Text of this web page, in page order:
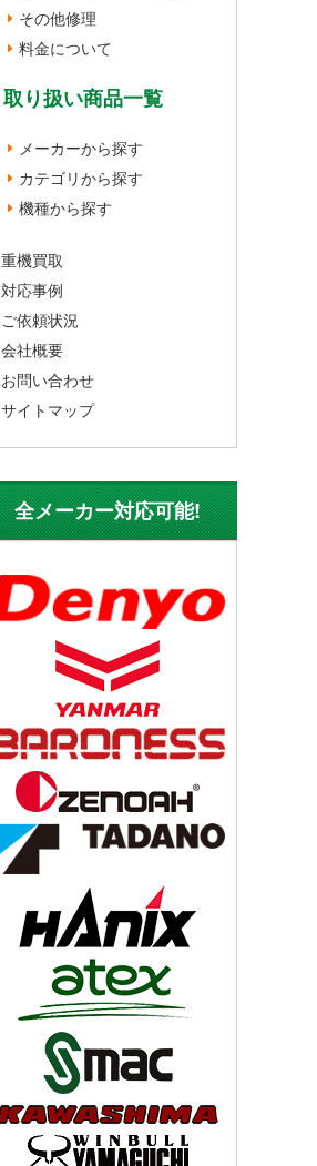
その他修理
料金について
取り扱い商品一覧
メーカーから探す
カテゴリから探す
機種から探す
重機買取
対応事例
ご依頼状況
会社概要
お問い合わせ
サイトマップ
全メーカー対応可能!